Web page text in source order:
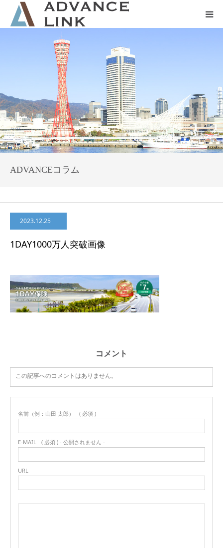
ADVANCEコラム
2023.12.25
1DAY1000万人突破画像
コメント
この記事へのコメントはありません。
名前（例：山田 太郎） ( 必須 )
E-MAIL ( 必須 ) - 公開されません -
URL
会社概要
ネット保険
事業保険